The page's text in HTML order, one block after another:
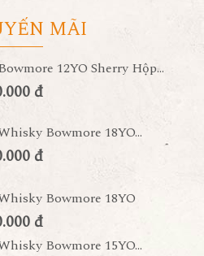
MÃI
12YO Sherry Hộp...
đ
Bowmore 18YO...
đ
Bowmore 18YO
đ
Bowmore 15YO...